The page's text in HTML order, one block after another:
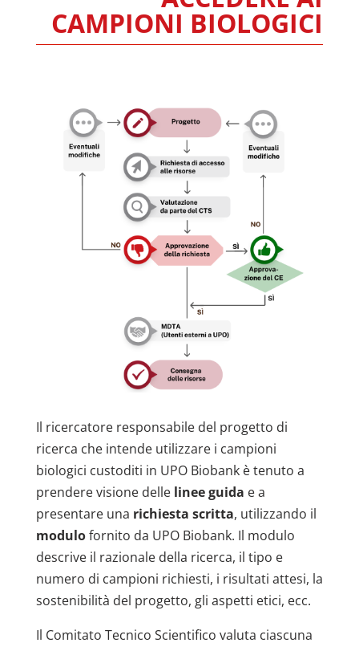
CAMPIONI BIOLOGICI
Il ricercatore responsabile del progetto di
ricerca che intende utilizzare i campioni
biologici custoditi in UPO Biobank è tenuto a
prendere visione delle linee guida e a
presentare una richiesta scritta, utilizzando il
modulofornito da UPO Biobank. Il modulo
descrive il razionale della ricerca, il tipo e
numero di campioni richiesti, i risultati attesi, la
sostenibilità del progetto, gli aspetti etici, ecc.
Il Comitato Tecnico Scientifico valuta ciascuna